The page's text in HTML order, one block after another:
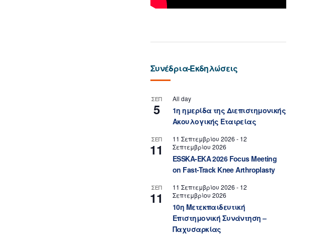
Συνέδρια-Εκδηλώσεις
ΣΕΠ
5
All day
1η ημερίδα της Διεπιστημονικής
Ακουλογικής Εταιρείας
ΣΕΠ
11
11 Σεπτεμβρίου 2026 - 12
Σεπτεμβρίου 2026
ESSKA-EKA 2026 Focus Meeting
on Fast-Track Knee Arthroplasty
ΣΕΠ
11
11 Σεπτεμβρίου 2026 - 12
Σεπτεμβρίου 2026
10η Μετεκπαιδευτική
Επιστημονική Συνάντηση –
Παχυσαρκίας